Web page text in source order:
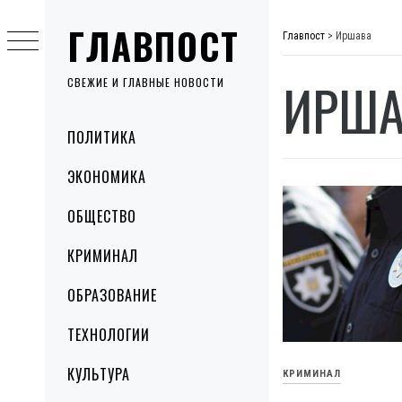
ГЛАВПОСТ
СВЕЖИЕ И ГЛАВНЫЕ НОВОСТИ
MenuПОЛИТИКА
ЭКОНОМИКА
ОБЩЕСТВО
КРИМИНАЛ
ОБРАЗОВАНИЕ
ТЕХНОЛОГИИ
КУЛЬТУРА
to
content
Главпост > Иршава
КРИМИНАЛ